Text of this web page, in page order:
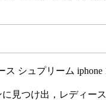
ス シュプリーム iphone
見つけ出，レディー